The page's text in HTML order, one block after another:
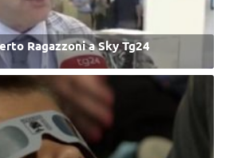
Ragazzoni a Sky Tg24